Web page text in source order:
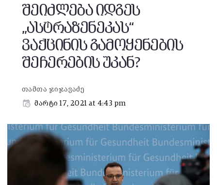
შეიძლება იდგეს
„ასტრაზენეკას“
ვაქცინის გამოყენების
შეჩერების უკან?
თამთა ჯიჯავაძე
მარტი 17, 2021 at 4:43 pm